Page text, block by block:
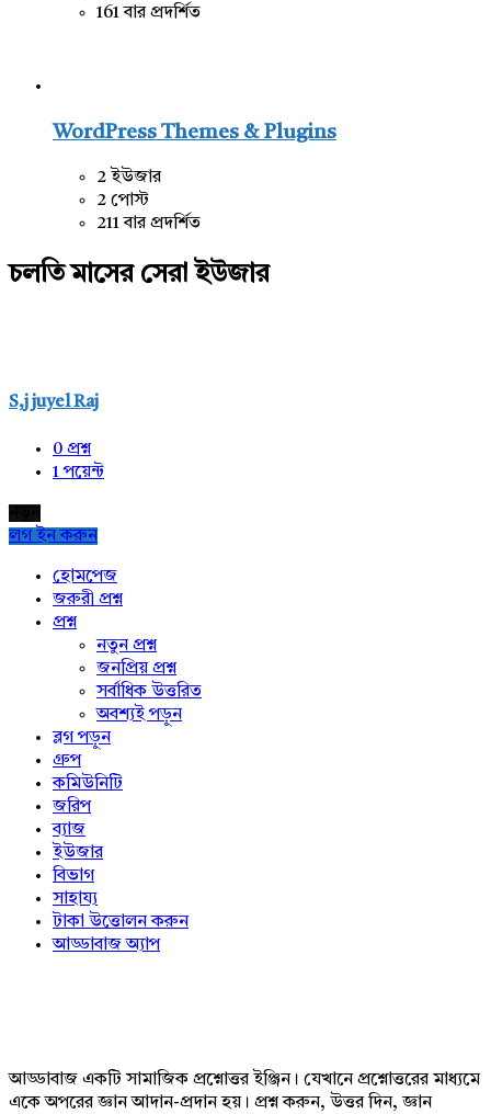
161 বার প্রদর্শিত
WordPress Themes & Plugins
2 ইউজার
2 পোস্ট
211 বার প্রদর্শিত
চলতি মাসের সেরা ইউজার
S,j juyel Raj
0 প্রশ্ন
1পয়েন্ট
লগ ইন করুন
Exploreহোমপেজ
জরুরী প্রশ্ন
প্রশ্ন
নতুন প্রশ্ন
জনপ্রিয় প্রশ্ন
সর্বাধিক উত্তরিত
অবশ্যই পড়ুন
ব্লগ পড়ুন
গ্রুপ
কমিউনিটি
জরিপ
ব্যাজ
ইউজার
বিভাগ
সাহায্য
টাকা উত্তোলন করুন
আড্ডাবাজ অ্যাপ
আড্ডাবাজ একটি সামাজিক প্রশ্নোত্তর ইঞ্জিন। যেখানে প্রশ্নোত্তরের মাধ্যমে
একে অপরের জ্ঞান আদান-প্রদান হয়। প্রশ্ন করুন, উত্তর দিন, জ্ঞান